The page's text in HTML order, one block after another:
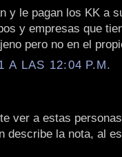
y le pagan los KK a
y empresas que
pero no en el
A LAS 12:04 P.M.
ver a estas
describe la nota, al